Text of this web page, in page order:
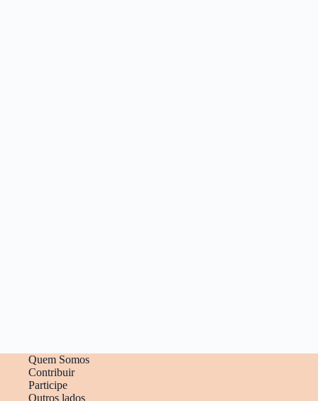
Quem Somos
Contribuir
Participe
Outros lados